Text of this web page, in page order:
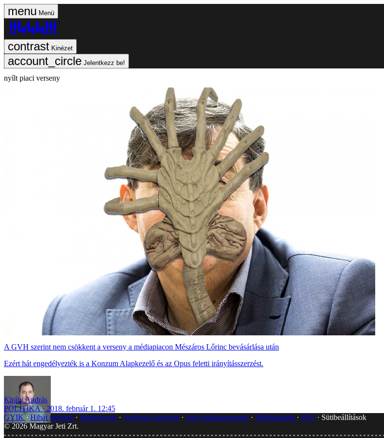
Menü
Kinézet
Jelentkezz be!
nyílt piaci verseny
A GVH szerint nem csökkent a verseny a médiapiacon Mészáros Lőrinc bevásárlása után
Ezért hát engedélyezték is a Konzum Alapkezelő és az Opus feletti irányításszerzést.
Király András
POLITIKA
2018. február 1. 12:45
GYIK Hibát jelentek Impresszum Javítások kezelése Jogi dokumentumok Médiaajánlat RSS
Sütibeállítások
© 2026 Magyar Jeti Zrt.